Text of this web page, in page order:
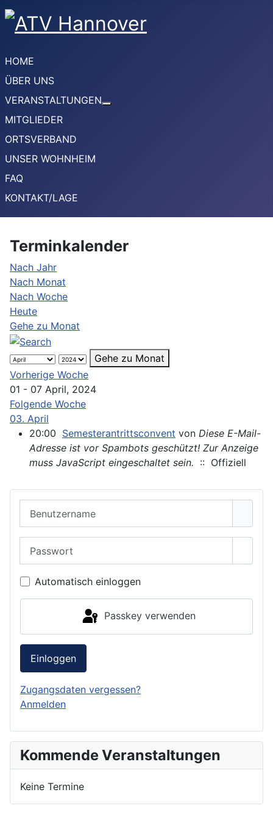
HOME
ÜBER UNS
VERANSTALTUNGEN
MITGLIEDER
ORTSVERBAND
UNSER WOHNHEIM
FAQ
KONTAKT/LAGE
Terminkalender
Nach Jahr
Nach Monat
Nach Woche
Heute
Gehe zu Monat
Gehe zu Monat
Vorherige Woche
01 - 07 April, 2024
Folgende Woche
03. April
20:00 Semesterantrittsconvent von Diese E-Mail-
Adresse ist vor Spambots geschützt! Zur Anzeige
muss JavaScript eingeschaltet sein. :: Offiziell
Automatisch einloggen
Passkey verwenden
Einloggen
Zugangsdaten vergessen?
Anmelden
Kommende Veranstaltungen
Keine Termine